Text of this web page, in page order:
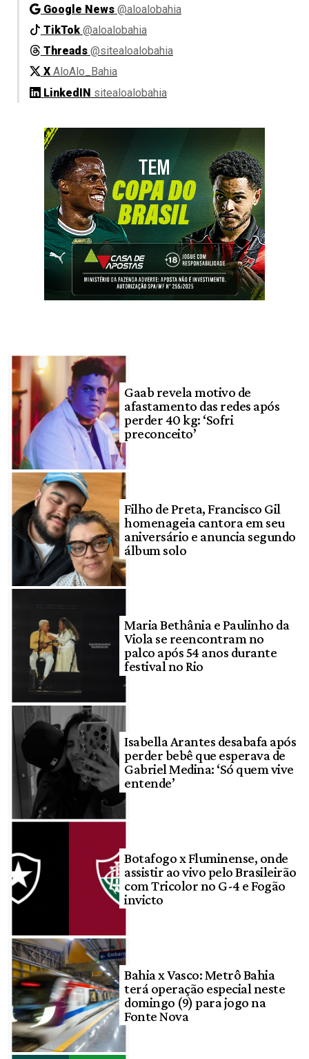
Google News @aloalobahia
TikTok @aloalobahia
Threads @sitealoalobahia
X AloAlo_Bahia
LinkedIN sitealoalobahia
Gaab revela motivo de
afastamento das redes após
perder 40 kg: ‘Sofri
preconceito’
Filho de Preta, Francisco Gil
homenageia cantora em seu
aniversário e anuncia segundo
álbum solo
Maria Bethânia e Paulinho da
Viola se reencontram no
palco após 54 anos durante
festival no Rio
Isabella Arantes desabafa após
perder bebê que esperava de
Gabriel Medina: ‘Só quem vive
entende’
Botafogo x Fluminense, onde
assistir ao vivo pelo Brasileirão
com Tricolor no G-4 e Fogão
invicto
Bahia x Vasco: Metrô Bahia
terá operação especial neste
domingo (9) para jogo na
Fonte Nova